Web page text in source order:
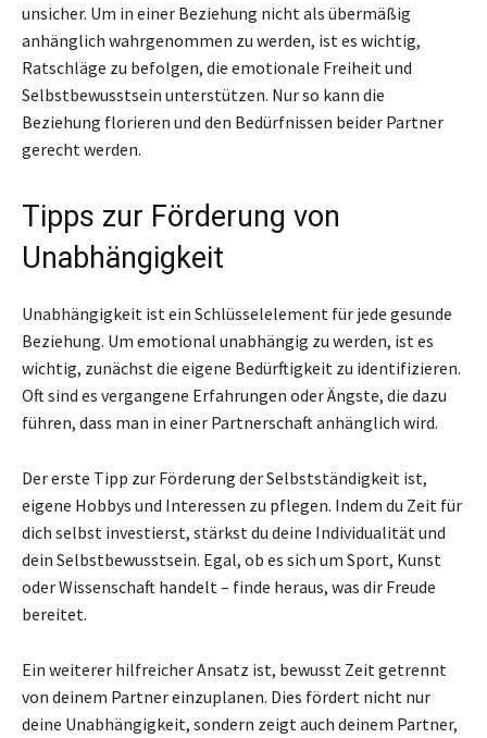
unsicher. Um in einer Beziehung nicht als übermäßig
anhänglich wahrgenommen zu werden, ist es wichtig,
Ratschläge zu befolgen, die emotionale Freiheit und
Selbstbewusstsein unterstützen. Nur so kann die
Beziehung florieren und den Bedürfnissen beider Partner
gerecht werden.
Tipps zur Förderung von
Unabhängigkeit
Unabhängigkeit ist ein Schlüsselelement für jede gesunde
Beziehung. Um emotional unabhängig zu werden, ist es
wichtig, zunächst die eigene Bedürftigkeit zu identifizieren.
Oft sind es vergangene Erfahrungen oder Ängste, die dazu
führen, dass man in einer Partnerschaft anhänglich wird.
Der erste Tipp zur Förderung der Selbstständigkeit ist,
eigene Hobbys und Interessen zu pflegen. Indem du Zeit für
dich selbst investierst, stärkst du deine Individualität und
dein Selbstbewusstsein. Egal, ob es sich um Sport, Kunst
oder Wissenschaft handelt – finde heraus, was dir Freude
bereitet.
Ein weiterer hilfreicher Ansatz ist, bewusst Zeit getrennt
von deinem Partner einzuplanen. Dies fördert nicht nur
deine Unabhängigkeit, sondern zeigt auch deinem Partner,